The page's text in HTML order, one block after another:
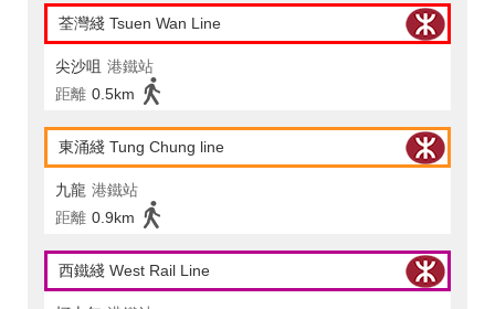
荃灣綫 Tsuen Wan Line
尖沙咀 港鐵站
距離 0.5km
東涌綫 Tung Chung line
九龍 港鐵站
距離 0.9km
西鐵綫 West Rail Line